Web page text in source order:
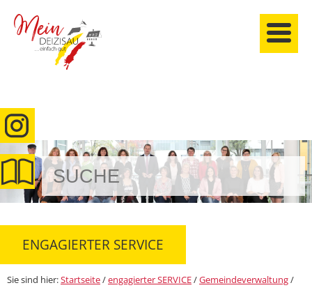
anmelden
ENGAGIERTER SERVICE
Sie sind hier:Startseite/engagierter SERVICE/Gemeindeverwaltung/